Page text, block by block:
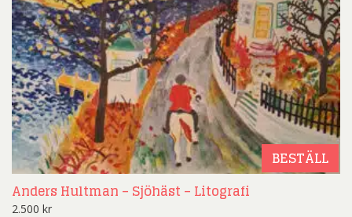
BESTÄLL
Anders Hultman – Sjöhäst – Litografi
2.500 kr